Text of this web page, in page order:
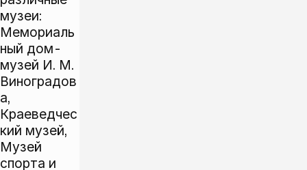
музеи:
Мемориаль
ный дом-
музей И. М.
Виноградов
а,
Краеведчес
кий музей,
Музей
спорта и